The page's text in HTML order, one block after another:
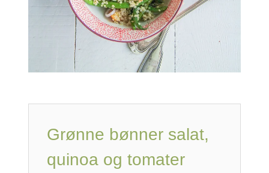
Grønne bønner salat,
quinoa og tomater